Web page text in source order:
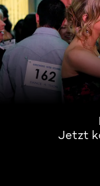
Jetzt